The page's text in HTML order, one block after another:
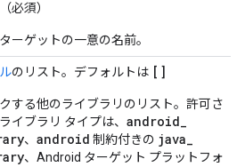
（必須）
ーゲットの一意の名前。
のリスト。デフォルトは []
する他のライブラリのリスト。許可さ
イブラリ タイプは、 android_
、 android 制約付きの java_
、Android ターゲット プラットフォ